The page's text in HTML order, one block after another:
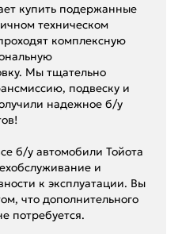
купить подержанные
техническом
комплексную
Мы тщательно
подвеску и
надежное б/у
б/у автомобили Тойота
и
к эксплуатации. Вы
что дополнительного
потребуется.